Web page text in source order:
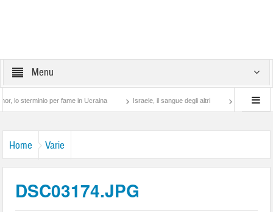
Menu
per fame in Ucraina Israele, il sangue degli altri Lotta di classe…
Home Varie
DSC03174.JPG